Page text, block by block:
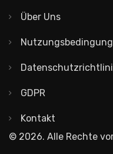
Über Uns
GDPR
Kontakt
© 2026. Alle Rechte